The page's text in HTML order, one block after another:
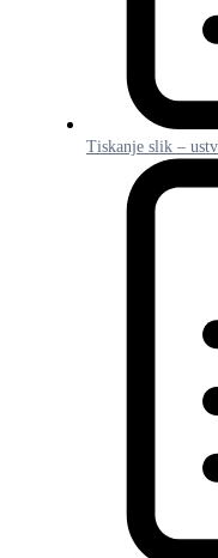
Tiskanje slik –